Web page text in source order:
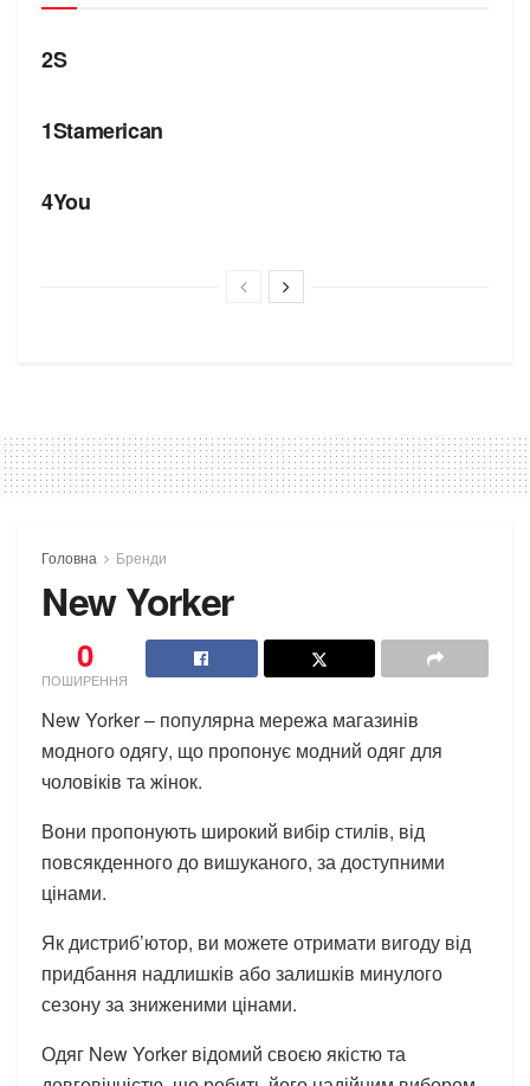
БРЕНДИ
2S
1Stamerican
4You
Головна Бренди
New Yorker
0
ПОШИРЕННЯ
New Yorker – популярна мережа магазинів
модного одягу, що пропонує модний одяг для
чоловіків та жінок.
Вони пропонують широкий вибір стилів, від
повсякденного до вишуканого, за доступними
цінами.
Як дистриб’ютор, ви можете отримати вигоду від
придбання надлишків або залишків минулого
сезону за зниженими цінами.
Одяг New Yorker відомий своєю якістю та